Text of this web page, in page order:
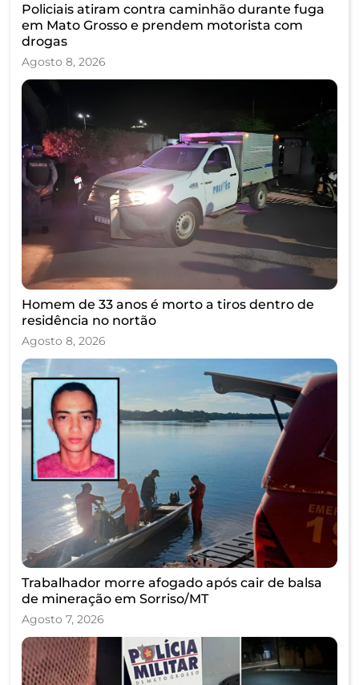
Policiais atiram contra caminhão durante fuga
em Mato Grosso e prendem motorista com
drogas
Agosto 8, 2026
Homem de 33 anos é morto a tiros dentro de
residência no nortão
Agosto 8, 2026
Trabalhador morre afogado após cair de balsa
de mineração em Sorriso/MT
Agosto 7, 2026